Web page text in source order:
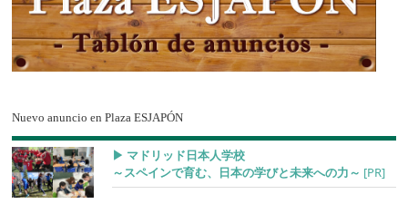
Nuevo anuncio en Plaza ESJAPÓN
▶︎ マドリッド日本人学校
～スペインで育む、日本の学びと未来への力～ [PR]